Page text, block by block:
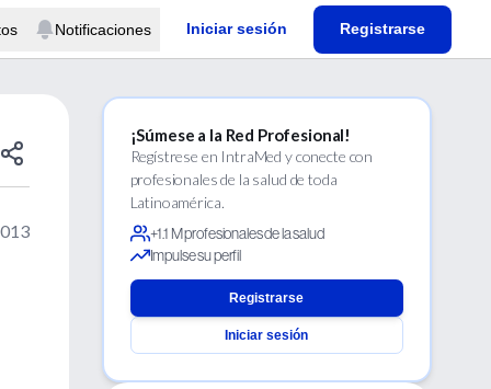
Notificaciones Iniciar sesión Registrarse
¡Súmese a la Red Profesional!
Regístrese en IntraMed y conecte con
profesionales de la salud de toda
Latinoamérica.
+1.1 M profesionales de la salud
Impulse su perfil
Registrarse
Iniciar sesión